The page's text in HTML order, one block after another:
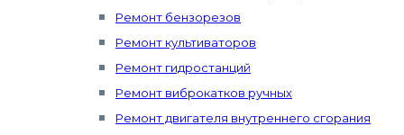
Ремонт бензорезов
Ремонт культиваторов
Ремонт гидростанций
Ремонт виброкатков ручных
Ремонт двигателя внутреннего сгорания